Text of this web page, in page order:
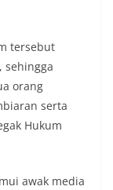
tersebut
sehingga
orang
serta
Hukum
awak media